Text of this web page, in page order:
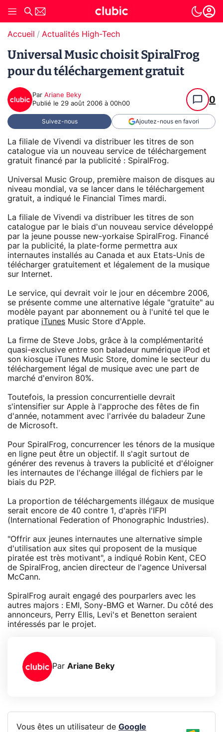
Accueil Actualités High-Tech
Universal Music choisit SpiralFrog
pour du téléchargement gratuit
Par Ariane Beky
Publié le 29 août 2006 à 00h00 0
Suivez-nous Ajoutez-nous en favori
La filiale de Vivendi va distribuer les titres de son
catalogue via un nouveau service de téléchargement
gratuit financé par la publicité : SpiralFrog.
Universal Music Group, première maison de disques au
niveau mondial, va se lancer dans le téléchargement
gratuit, a indiqué le Financial Times mardi.
La filiale de Vivendi va distribuer les titres de son
catalogue par le biais d'un nouveau service développé
par la jeune pousse new-yorkaise SpiralFrog. Financé
par la publicité, la plate-forme permettra aux
internautes installés au Canada et aux Etats-Unis de
télécharger gratuitement et légalement de la musique
sur Internet.
Le service, qui devrait voir le jour en décembre 2006,
se présente comme une alternative légale "gratuite" au
modèle payant par abonnement ou à l'unité tel que le
pratique iTunes Music Store d'Apple.
La firme de Steve Jobs, grâce à la complémentarité
quasi-exclusive entre son baladeur numérique iPod et
son kiosque iTunes Music Store, domine le secteur du
téléchargement légal de musique avec une part de
marché d'environ 80%.
Toutefois, la pression concurrentielle devrait
s'intensifier sur Apple à l'approche des fêtes de fin
d'année, notamment avec l'arrivée du baladeur Zune
de Microsoft.
Pour SpiralFrog, concurrencer les ténors de la musique
en ligne peut être un objectif. Il s'agit surtout de
générer des revenus à travers la publicité et d'éloigner
les internautes de l'échange illégal de fichiers par le
biais du P2P.
La proportion de téléchargements illégaux de musique
serait encore de 40 contre 1, d'après l'IFPI
(International Federation of Phonographic Industries).
"Offrir aux jeunes internautes une alternative simple
d'utilisation aux sites qui proposent de la musique
piratée est très motivant", a indiqué Robin Kent, CEO
de SpiralFrog, ancien directeur de l'agence Universal
McCann.
SpiralFrog aurait engagé des pourparlers avec les
autres majors : EMI, Sony-BMG et Warner. Du côté des
annonceurs, Perry Ellis, Levi's et Benetton seraient
intéressés par le projet.
Par Ariane Beky
Vous êtes un utilisateur de Google